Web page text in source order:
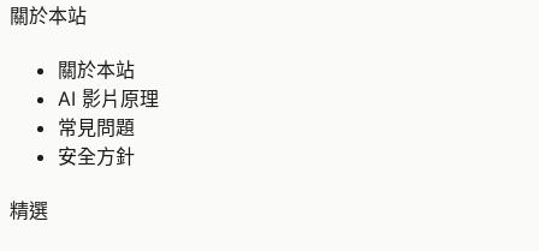
關於本站
關於本站
AI 影片原理
常見問題
安全方針
精選